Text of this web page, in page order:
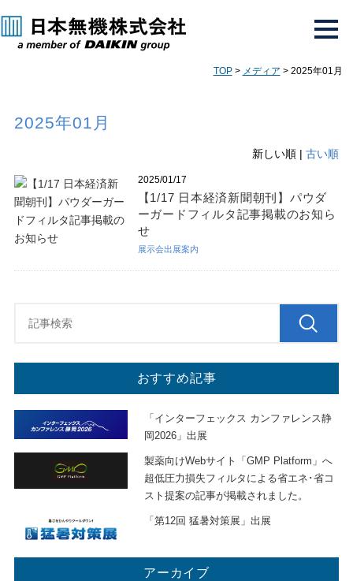
TOP> メディア > 2025年01月
2025年01月
新しい順 |古い順
2025/01/17
【1/17 日本経済新聞朝刊】パウダ
ーガードフィルタ記事掲載のお知ら
せ
展示会出展案内
おすすめ記事
「インターフェックス カンファレンス静
岡2026」出展
製薬向けWebサイト「GMP Platform」へ
超低圧力損失フィルタによる省エネ･省コ
スト提案の記事が掲載されました。
「第12回 猛暑対策展」出展
アーカイブ